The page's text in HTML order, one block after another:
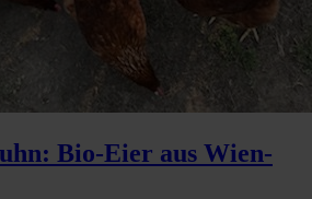
Bio-Eier aus Wien-